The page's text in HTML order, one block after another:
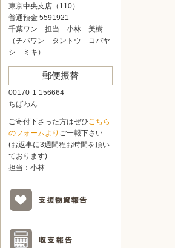
東京中央支店（110）
普通預金 5591921
千葉ワン 担当 小林 美樹
（チバワン タントウ コバヤ
シ ミキ）
郵便振替
00170-1-156664
ちばわん
ご寄付下さった方はぜひこちら
のフォームより ご一報下さい
(お返事に3週間程お時間を頂い
ております)
担当：小林